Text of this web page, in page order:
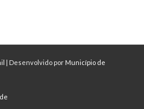
| Desenvolvido por Município de